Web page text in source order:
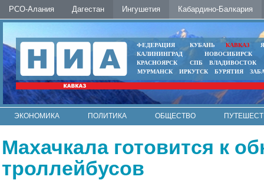
РСО-Алания Дагестан Ингушетия Кабардино-Балкария
ФЕДЕРАЦИЯ КУБАНЬ КАВКАЗ
КАЛИНИНГРАД
НОВОСИБИРСК
КРАСНОЯРСК
СПБ
ВЛАДИВОСТОК
МУРМАНСК
ИРКУТСК БУРЯТИЯ
ЭКОНОМИКА ПОЛИТИКА ОБЩЕСТВО
Махачкала готовится к
троллейбусов